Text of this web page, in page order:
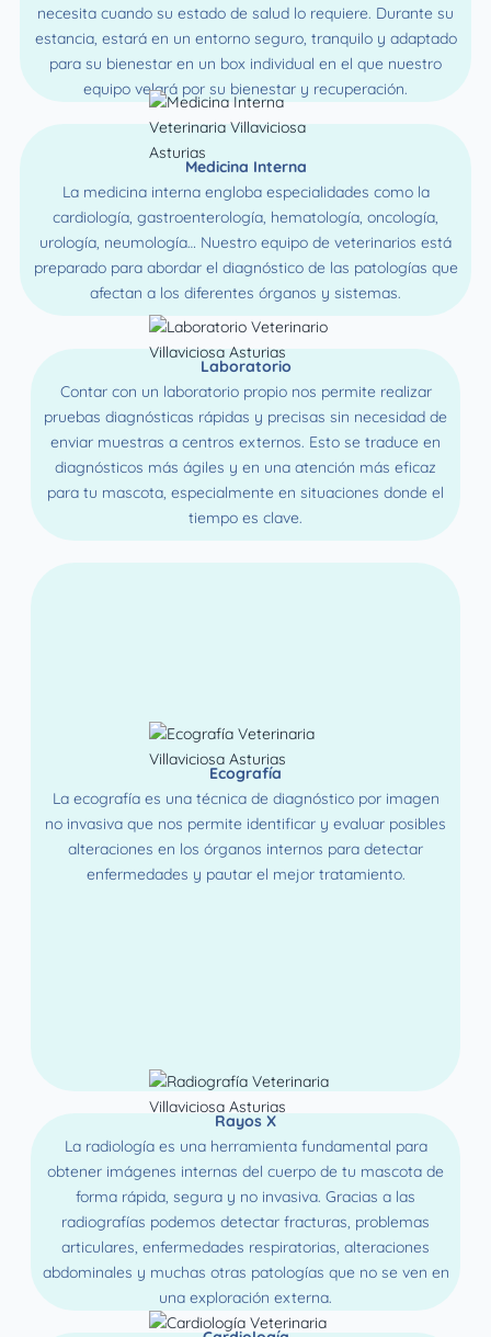
necesita cuando su estado de salud lo requiere. Durante su
estancia, estará en un entorno seguro, tranquilo y adaptado
para su bienestar en un box individual en el que nuestro
equipo velará por su bienestar y recuperación.
Medicina Interna
La medicina interna engloba especialidades como la
cardiología, gastroenterología, hematología, oncología,
urología, neumología… Nuestro equipo de veterinarios está
preparado para abordar el diagnóstico de las patologías que
afectan a los diferentes órganos y sistemas.
Laboratorio
Contar con un laboratorio propio nos permite realizar
pruebas diagnósticas rápidas y precisas sin necesidad de
enviar muestras a centros externos. Esto se traduce en
diagnósticos más ágiles y en una atención más eficaz
para tu mascota, especialmente en situaciones donde el
tiempo es clave.
Ecografía
La ecografía es una técnica de diagnóstico por imagen
no invasiva que nos permite identificar y evaluar posibles
alteraciones en los órganos internos para detectar
enfermedades y pautar el mejor tratamiento.
Rayos X
La radiología es una herramienta fundamental para
obtener imágenes internas del cuerpo de tu mascota de
forma rápida, segura y no invasiva. Gracias a las
radiografías podemos detectar fracturas, problemas
articulares, enfermedades respiratorias, alteraciones
abdominales y muchas otras patologías que no se ven en
una exploración externa.